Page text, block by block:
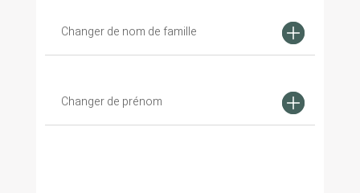
Changer de nom de famille
Changer de prénom